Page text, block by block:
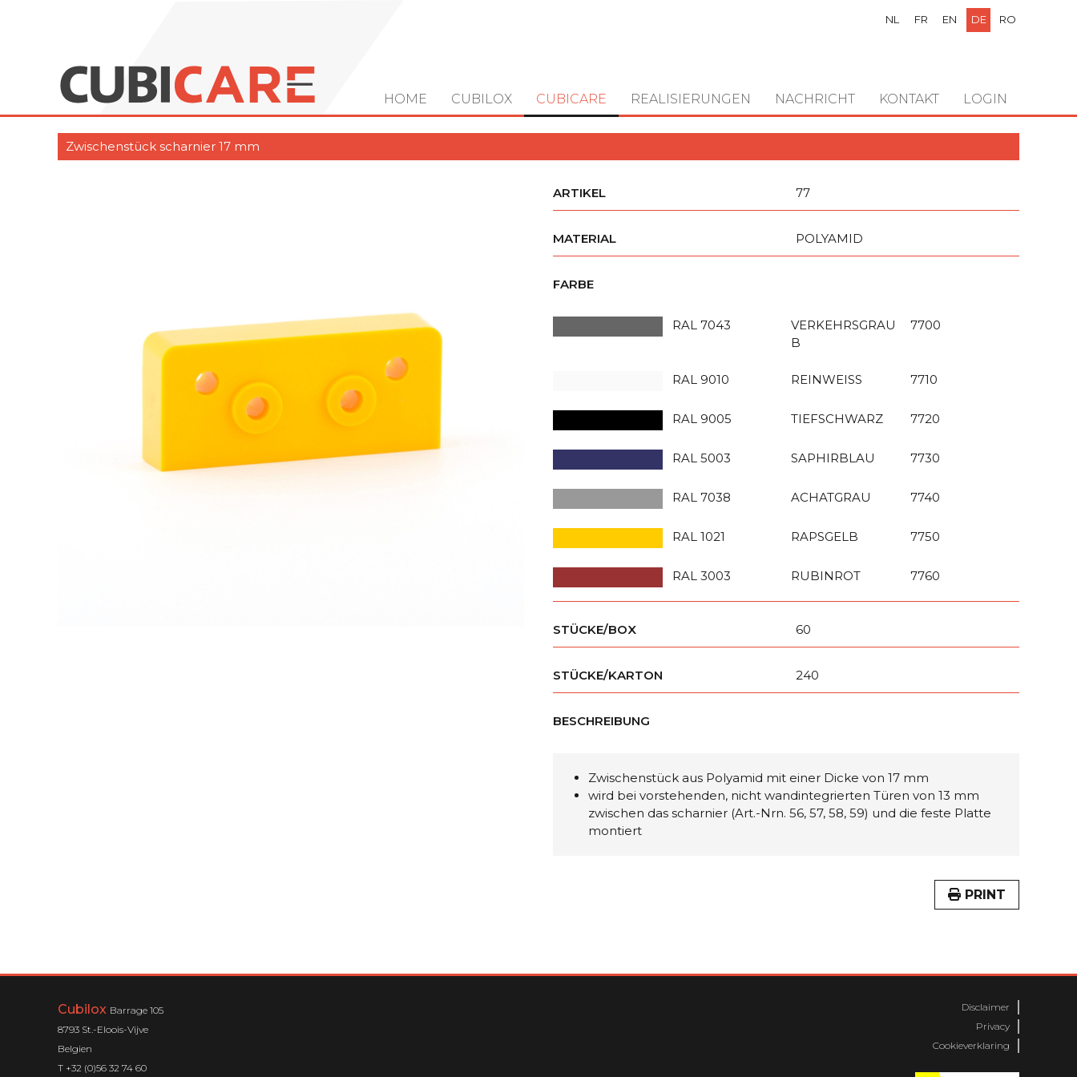
NL FR EN DE RO
HOME CUBILOX CUBICARE REALISIERUNGEN NACHRICHT KONTAKT LOGIN
Zwischenstück scharnier 17 mm
ARTIKEL 77
MATERIAL POLYAMID
FARBE
RAL 7043
VERKEHRSGRAU
B
7700
RAL 9010 REINWEISS 7710
RAL 9005 TIEFSCHWARZ 7720
RAL 5003 SAPHIRBLAU 7730
RAL 7038 ACHATGRAU 7740
RAL 1021 RAPSGELB 7750
RAL 3003 RUBINROT 7760
STÜCKE/BOX 60
STÜCKE/KARTON 240
BESCHREIBUNG
Zwischenstück aus Polyamid mit einer Dicke von 17 mm
wird bei vorstehenden, nicht wandintegrierten Türen von 13 mm
zwischen das scharnier (Art.-Nrn. 56, 57, 58, 59) und die feste Platte
montiert
PRINT
Cubilox Barrage 105
8793 St.-Eloois-Vijve
Belgien
T +32 (0)56 32 74 60
Disclaimer
Privacy
Cookieverklaring